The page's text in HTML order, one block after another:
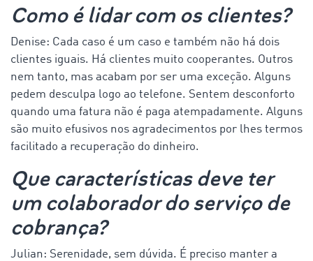
Como é lidar com os clientes?
Denise: Cada caso é um caso e também não há dois
clientes iguais. Há clientes muito cooperantes. Outros
nem tanto, mas acabam por ser uma exceção. Alguns
pedem desculpa logo ao telefone. Sentem desconforto
quando uma fatura não é paga atempadamente. Alguns
são muito efusivos nos agradecimentos por lhes termos
facilitado a recuperação do dinheiro.
Que características deve ter
um colaborador do serviço de
cobrança?
Julian: Serenidade, sem dúvida. É preciso manter a